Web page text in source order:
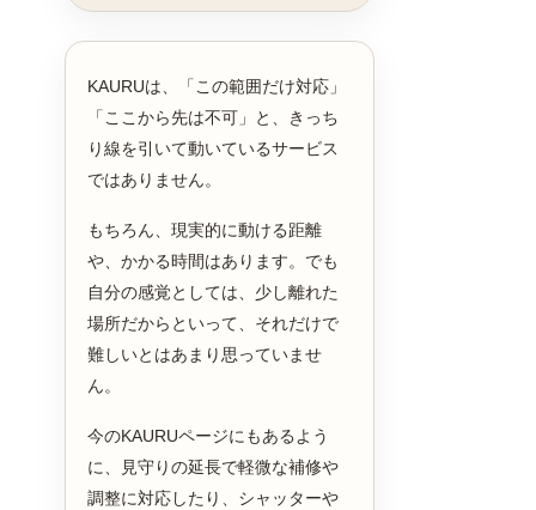
KAURUは、「この範囲だけ対応」
「ここから先は不可」と、きっち
り線を引いて動いているサービス
ではありません。
もちろん、現実的に動ける距離
や、かかる時間はあります。でも
自分の感覚としては、少し離れた
場所だからといって、それだけで
難しいとはあまり思っていませ
ん。
今のKAURUページにもあるよう
に、見守りの延長で軽微な補修や
調整に対応したり、シャッターや